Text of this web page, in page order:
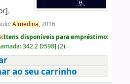
.
Almedina,2016
:Itens disponíveis para empréstimo:
342.2 D598] (2).
ao seu carrinho